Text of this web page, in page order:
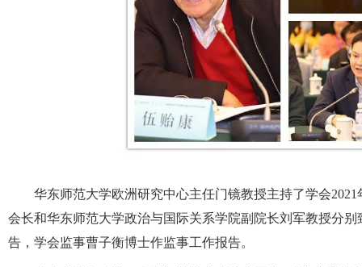
华东师范大学欧洲研究中心主任门镜教授主持了学会
会长和华东师范大学政治与国际关系学院副院长刘军教授分
告，学会监事曹子衡博士作监事工作报告。